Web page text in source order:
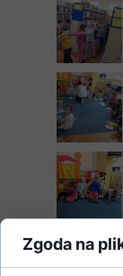
Zgoda na